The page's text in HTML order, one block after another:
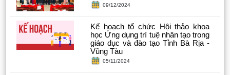
09/12/2024
Kế hoạch tổ chức Hội thảo khoa
học Ứng dụng trí tuệ nhân tạo trong
giáo dục và đào tạo Tỉnh Bà Rịa -
Vũng Tàu
05/11/2024